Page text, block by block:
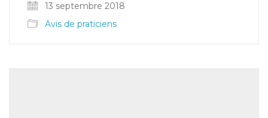
13 septembre 2018
Avis de praticiens